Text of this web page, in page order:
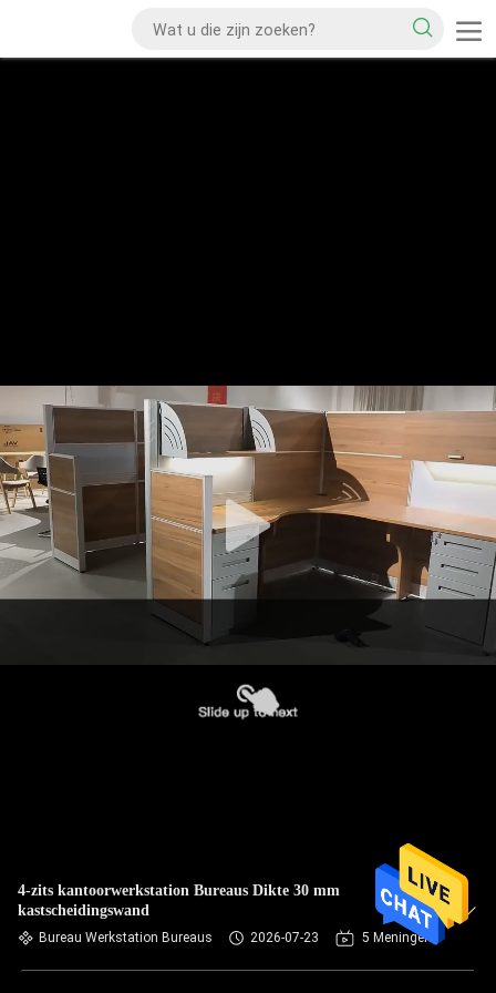
4-zits kantoorwerkstation Bureaus Dikte 30 mm
kastscheidingswand
Bureau Werkstation Bureaus 2026-07-23 5 Meningen